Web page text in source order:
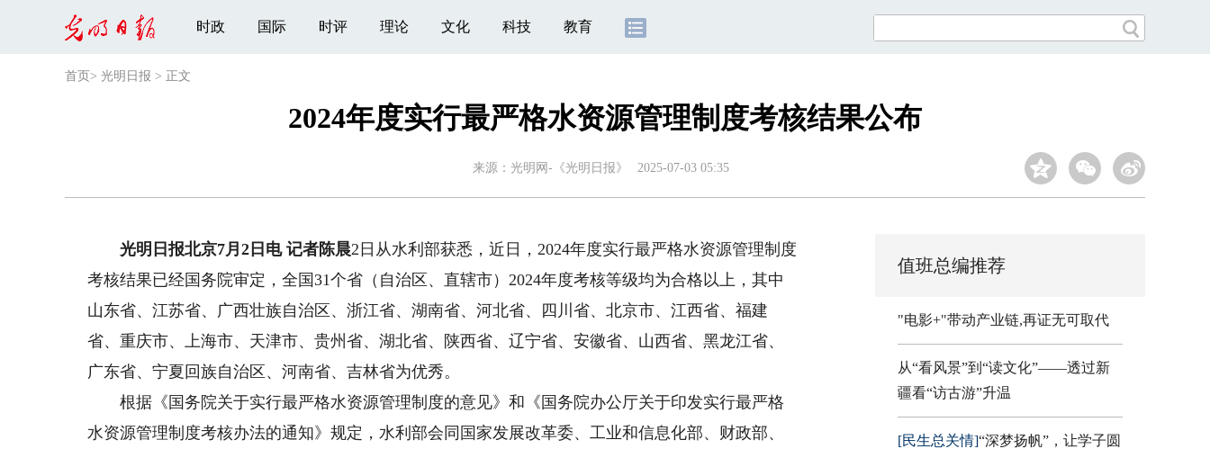
时政 国际 时评 理论 文化 科技 教育
首页 > 光明日报 > 正文
2024年度实行最严格水资源管理制度考核结果公布
来源： 光明网-《光明日报》 2025-07-03 05:35
光明日报北京7月2日电 记者陈晨2日从水利部获悉，近日，2024年度实行最严格水资源管理制度
考核结果已经国务院审定，全国31个省（自治区、直辖市）2024年度考核等级均为合格以上，其中
山东省、江苏省、广西壮族自治区、浙江省、湖南省、河北省、四川省、北京市、江西省、福建
省、重庆市、上海市、天津市、贵州省、湖北省、陕西省、辽宁省、安徽省、山西省、黑龙江省、
广东省、宁夏回族自治区、河南省、吉林省为优秀。
根据《国务院关于实行最严格水资源管理制度的意见》和《国务院办公厅关于印发实行最严格
水资源管理制度考核办法的通知》规定，水利部会同国家发展改革委、工业和信息化部、财政部、
值班总编推荐
"电影+"带动产业链,再证无可取代
从“看风景”到“读文化”——透过新
疆看“访古游”升温
[民生总关情]“深梦扬帆”，让学子圆